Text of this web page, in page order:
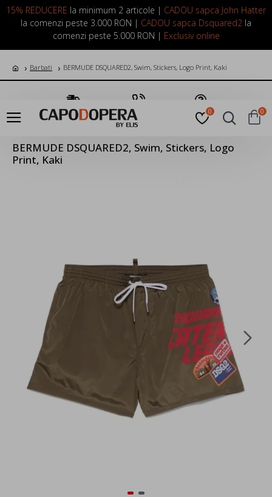
15% REDUCERE la minimum 2 articole | CADOU sapca John Hatter
la comenzi peste 3.000 RON | CADOU sapca Dsquared2 la
comenzi peste 5.000 RON | Exclusiv online
LOGIN INREGISTRARE
0 0
Barbati BERMUDE DSQUARED2, Swim, Stickers, Logo Print, Kaki
Transport Gratuit Suna Acum Pune o Intrebare
BERMUDE DSQUARED2, Swim, Stickers, Logo
Print, Kaki